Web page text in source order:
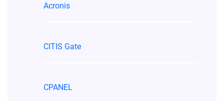
Acronis
CITIS Gate
CPANEL